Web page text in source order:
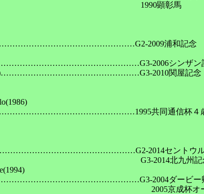
　　　　　　　　　　　　　1990顕彰馬
2009浦和記念
2006シンザン
2010関屋記念
共同通信杯４歳ＳG3
2014セントウル
　　　　　　　　　　　　G3-2014北九州記
2004ダービー卿チャ
　　　　　　　　　　　　   2005京成杯オ